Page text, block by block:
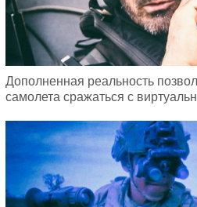
Дополненная реальность
самолета сражаться с